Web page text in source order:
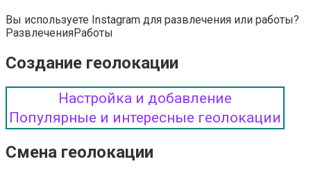
Вы используете Instagram для развлечения или работы?
РазвлеченияРаботы
Создание геолокации
Настройка и добавление
Популярные и интересные геолокации
Смена геолокации